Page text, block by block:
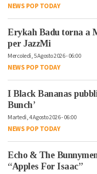
NEWS POP TODAY
Erykah Badu torna a
per JazzMi
Mercoledì, 5 Agosto 2026 - 06:00
NEWS POP TODAY
I Black Bananas
Bunch’
Martedì, 4 Agosto 2026 - 06:00
NEWS POP TODAY
Echo & The
“Apples For Isaac”